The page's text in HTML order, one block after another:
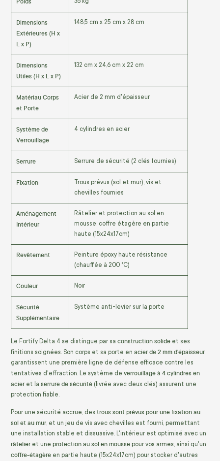
Dimensions
Extérieures (H x
L x P)
148,5 cm x 25 cm x 28 cm
Dimensions
Utiles (H x L x P)
132 cm x 24,6 cm x 22 cm
Matériau Corps
et Porte
Acier de 2 mm d'épaisseur
Système de
Verrouillage
4 cylindres en acier
Serrure Serrure de sécurité (2 clés fournies)
Fixation
Trous prévus (sol et mur), vis et
chevilles fournies
Aménagement
Intérieur
Râtelier et protection au sol en
mousse, coffre étagère en partie
haute (15x24x17cm)
Revêtement
Peinture époxy haute résistance
(chauffée à 200 °C)
Couleur Noir
Sécurité
Supplémentaire
Système anti-levier sur la porte
Le Fortify Delta 4 se distingue par sa construction solide et ses
finitions soignées. Son corps et sa porte en acier de 2 mm d'épaisseur
garantissent une première ligne de défense efficace contre les
tentatives d'effraction. Le système de verrouillage à 4 cylindres en
acier et la serrure de sécurité (livrée avec deux clés) assurent une
protection fiable.
Pour une sécurité accrue, des trous sont prévus pour une fixation au
sol et au mur , et un jeu de vis avec chevilles est fourni, permettant
une installation stable et dissuasive. L'intérieur est optimisé avec un
râtelier et une protection au sol en mousse pour vos armes, ainsi qu'un
coffre-étagère en partie haute (15x24x17cm) pour stocker d'autres